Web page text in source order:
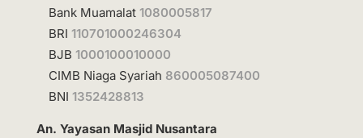
Bank Muamalat 1080005817
BRI 110701000246304
BJB 1000100010000
CIMB Niaga Syariah 860005087400
BNI 1352428813
An. Yayasan Masjid Nusantara